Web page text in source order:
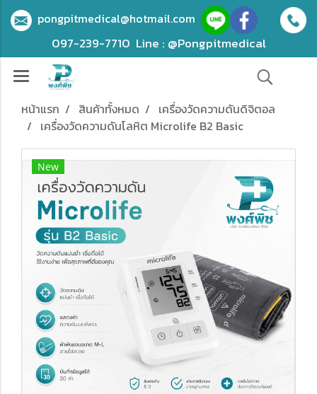
pongpitmedical@hotmail.com
097-239-7710 Line : @Pongpitmedical
หน้าแรก สินค้าทั้งหมด
เครื่องวัดความดันดิจิตอล
เครื่องวัดความดันโลหิต Microlife B2 Basic
New